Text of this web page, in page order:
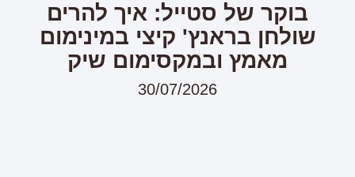
בוקר של סטייל: איך להרים
שולחן בראנץ' קיצי במינימום
מאמץ ובמקסימום שיק
30/07/2026